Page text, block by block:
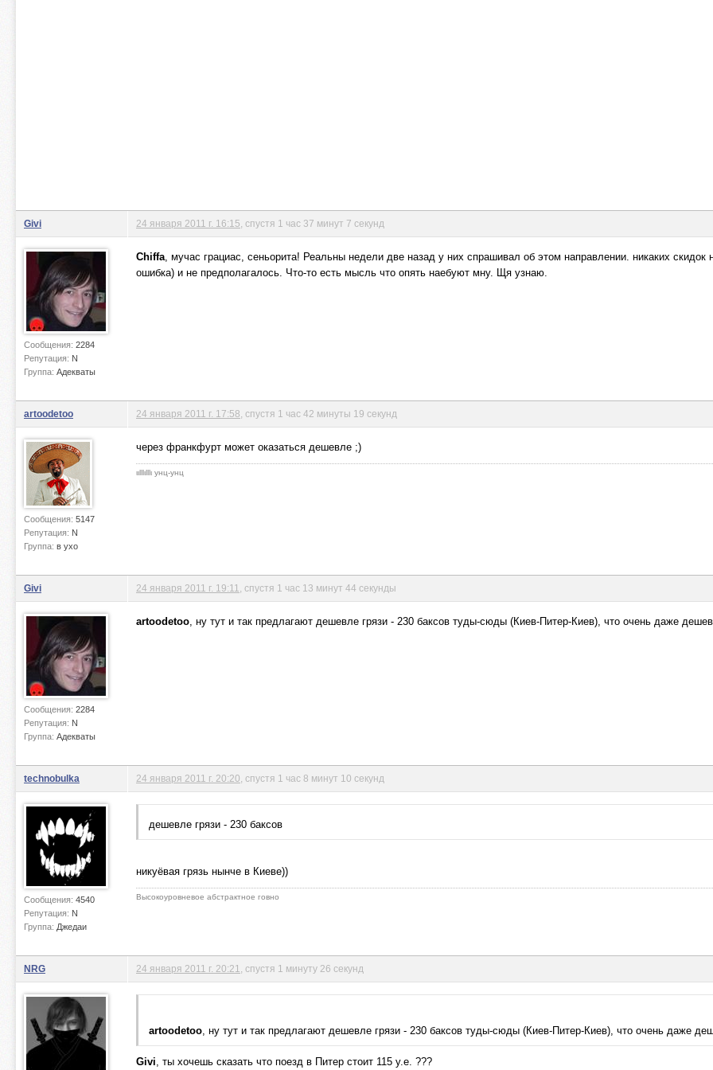
Givi
Сообщения: 2284
Репутация: N
Группа: Адекваты
24 января 2011 г. 16:15 , спустя 1 час 37 минут 7 секунд
Chiffa, мучас грациас, сеньорита! Реальны недели две назад у них спрашивал об этом направлении. никаких
ошибка) и не предполагалось. Что-то есть мысль что опять наебуют мну. Щя узнаю.
artoodetoo
Сообщения: 5147
Репутация: N
Группа: в ухо
24 января 2011 г. 17:58 , спустя 1 час 42 минуты 19 секунд
через франкфурт может оказаться дешевле ;)
ιιlllιlllι унц-унц
Givi
Сообщения: 2284
Репутация: N
Группа: Адекваты
24 января 2011 г. 19:11 , спустя 1 час 13 минут 44 секунды
artoodetoo, ну тут и так предлагают дешевле грязи - 230 баксов туды-сюды (Киев-Питер-Киев), что очень даже
technobulka
Сообщения: 4540
Репутация: N
Группа: Джедаи
24 января 2011 г. 20:20 , спустя 1 час 8 минут 10 секунд
дешевле грязи - 230 баксов
никуёвая грязь нынче в Киеве))
Высокоуровневое абстрактное говно
NRG 24 января 2011 г. 20:21 , спустя 1 минуту 26 секунд
artoodetoo, ну тут и так предлагают дешевле грязи - 230 баксов туды-сюды (Киев-Питер-Киев), что очень даже
Givi, ты хочешь сказать что поезд в Питер стоит 115 у.е. ???